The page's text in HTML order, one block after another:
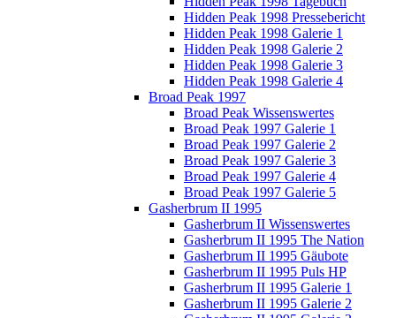
Hidden Peak 1998 Pressebericht
Hidden Peak 1998 Galerie 1
Hidden Peak 1998 Galerie 2
Hidden Peak 1998 Galerie 3
Hidden Peak 1998 Galerie 4
Broad Peak 1997
Broad Peak Wissenswertes
Broad Peak 1997 Galerie 1
Broad Peak 1997 Galerie 2
Broad Peak 1997 Galerie 3
Broad Peak 1997 Galerie 4
Broad Peak 1997 Galerie 5
Gasherbrum II 1995
Gasherbrum II Wissenswertes
Gasherbrum II 1995 The Nation
Gasherbrum II 1995 Gäubote
Gasherbrum II 1995 Puls HP
Gasherbrum II 1995 Galerie 1
Gasherbrum II 1995 Galerie 2